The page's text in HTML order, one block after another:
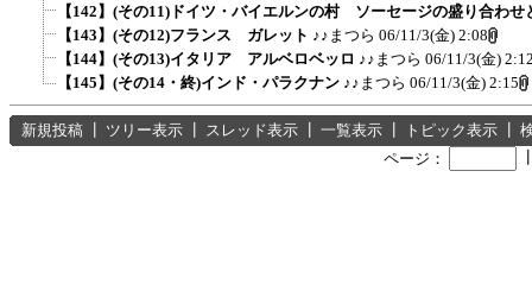
【142】(その11)ドイツ・バイエルンの村 ソーセージの盛り合わ
【143】(その12)フランス ガレット ♪♪まつら 06/11/3(金) 2:08
【144】(その13)イタリア アルベロベッロ ♪♪まつら 06/11/3(金)
【145】(その14・終)インド・パラクナン ♪♪まつら 06/11/3(金) 2:15
新規投稿 ツリー表示 スレッド表示 一覧表示 トピック表示
ページ：